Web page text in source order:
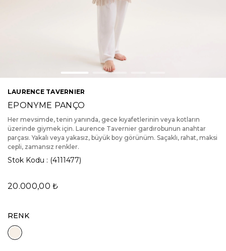
LAURENCE TAVERNIER
EPONYME PANÇO
Her mevsimde, tenin yanında, gece kıyafetlerinin veya kotların
üzerinde giymek için. Laurence Tavernier gardırobunun anahtar
parçası. Yakalı veya yakasız, büyük boy görünüm. Saçaklı, rahat, maksi
cepli, zamansız renkler.
Stok Kodu (4111477)
20.000,00 ₺
RENK